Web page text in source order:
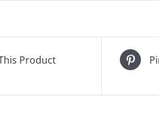
Product